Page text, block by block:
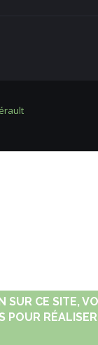
SUR CE SITE,
POUR